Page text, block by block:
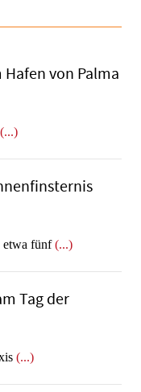
von Palma
(...)
etwa fünf(...)
Tag der
(...)